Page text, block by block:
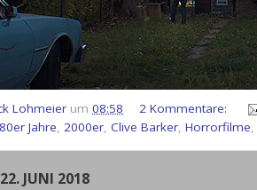
Lohmeier um 08:58
2 Kommentare:
Jahre, 2000er, Clive Barker, Horrorfilme,
JUNI 2018